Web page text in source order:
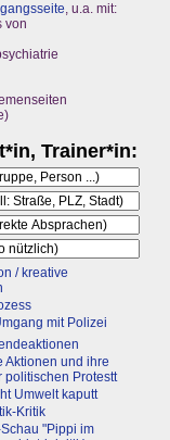
, u.a. mit:
von